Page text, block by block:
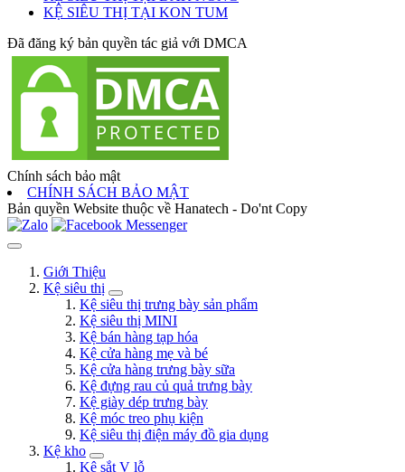
KỆ SIÊU THỊ TẠI KON TUM
Đã đăng ký bản quyền tác giả với DMCA
Chính sách bảo mật
CHÍNH SÁCH BẢO MẬT
Bản quyền Website thuộc về Hanatech - Do'nt Copy
Giới Thiệu
Kệ siêu thị
Kệ siêu thị trưng bày sản phẩm
Kệ siêu thị MINI
Kệ bán hàng tạp hóa
Kệ cửa hàng mẹ và bé
Kệ cửa hàng trưng bày sữa
Kệ đựng rau củ quả trưng bày
Kệ giày dép trưng bày
Kệ móc treo phụ kiện
Kệ siêu thị điện máy đồ gia dụng
Kệ kho
Kệ sắt V lỗ